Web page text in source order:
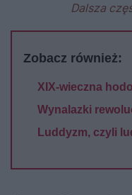
Dalsza
Zobacz również:
XIX-wieczna
Wynalazki
Luddyzm, czyli